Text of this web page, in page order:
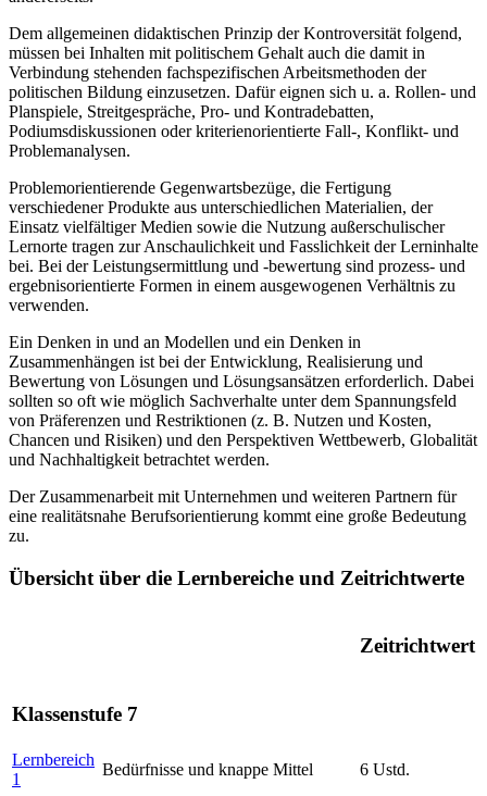
Dem allgemeinen didaktischen Prinzip der Kontroversität folgend,
müssen bei Inhalten mit politischem Gehalt auch die damit in
Verbindung stehenden fachspezifischen Arbeitsmethoden der
politischen Bildung einzusetzen. Dafür eignen sich u. a. Rollen- und
Planspiele, Streitgespräche, Pro- und Kontradebatten,
Podiumsdiskussionen oder kriterienorientierte Fall-, Konflikt- und
Problemanalysen.
Problemorientierende Gegenwartsbezüge, die Fertigung
verschiedener Produkte aus unterschiedlichen Materialien, der
Einsatz vielfältiger Medien sowie die Nutzung außerschulischer
Lernorte tragen zur Anschaulichkeit und Fasslichkeit der Lerninhalte
bei. Bei der Leistungsermittlung und -bewertung sind prozess- und
ergebnisorientierte Formen in einem ausgewogenen Verhältnis zu
verwenden.
Ein Denken in und an Modellen und ein Denken in
Zusammenhängen ist bei der Entwicklung, Realisierung und
Bewertung von Lösungen und Lösungsansätzen erforderlich. Dabei
sollten so oft wie möglich Sachverhalte unter dem Spannungsfeld
von Präferenzen und Restriktionen (z. B. Nutzen und Kosten,
Chancen und Risiken) und den Perspektiven Wettbewerb, Globalität
und Nachhaltigkeit betrachtet werden.
Der Zusammenarbeit mit Unternehmen und weiteren Partnern für
eine realitätsnahe Berufsorientierung kommt eine große Bedeutung
zu.
Übersicht über die Lernbereiche und Zeitrichtwerte
Zeitrichtwert
Klassenstufe 7
Lernbereich
1
Bedürfnisse und knappe Mittel
6 Ustd.